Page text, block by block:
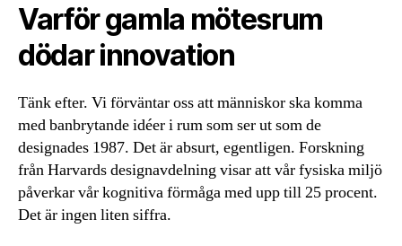
Varför gamla mötesrum
dödar innovation
Tänk efter. Vi förväntar oss att människor ska komma
med banbrytande idéer i rum som ser ut som de
designades 1987. Det är absurt, egentligen. Forskning
från Harvards designavdelning visar att vår fysiska miljö
påverkar vår kognitiva förmåga med upp till 25 procent.
Det är ingen liten siffra.